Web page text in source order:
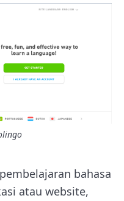
bahasa
atau website,